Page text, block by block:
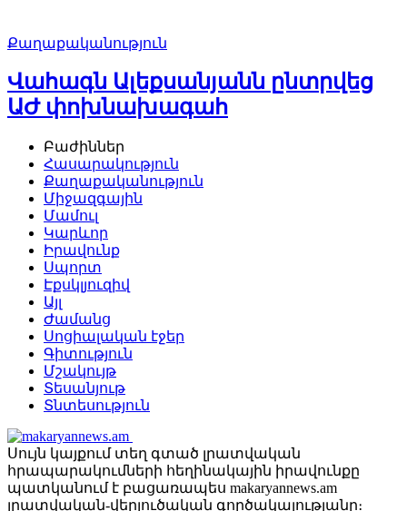
Քաղաքականություն
Վահագն Ալեքսանյանն ընտրվեց
ԱԺ փոխնախագահ
Բաժիններ
Հասարակություն
Քաղաքականություն
Միջազգային
Մամուլ
Կարևոր
Իրավունք
Սպորտ
Էքսկլյուզիվ
Այլ
Ժամանց
Սոցիալական էջեր
Գիտություն
Մշակույթ
Տեսանյութ
Տնտեսություն
Սույն կայքում տեղ գտած լրատվական
հրապարակումների հեղինակային իրավունքը
պատկանում է բացառապես makaryannews.am
լրատվական-վերլուծական գործակալությանը։